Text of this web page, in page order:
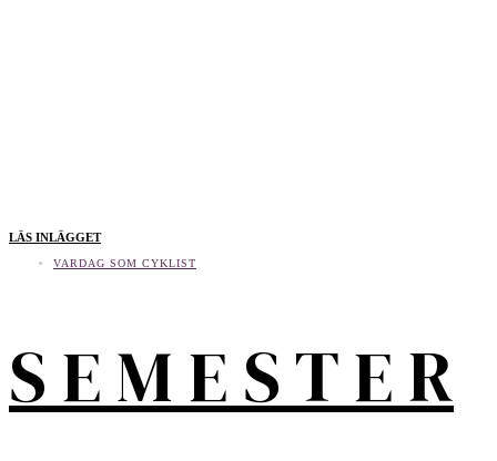
LÄS INLÄGGET
VARDAG SOM CYKLIST
S E M E S T E R